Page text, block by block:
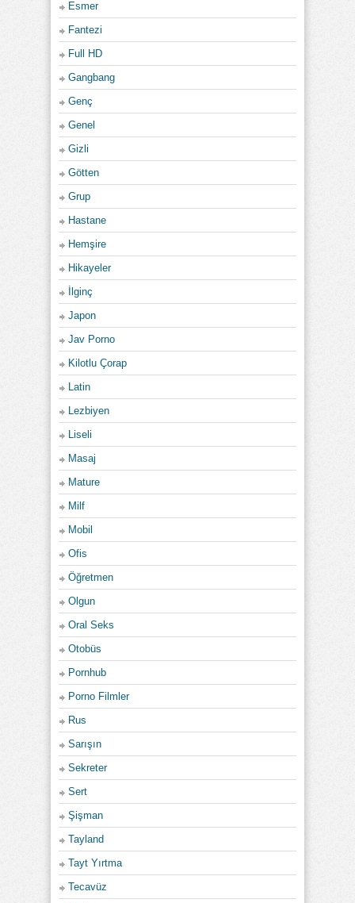
Esmer
Fantezi
Full HD
Gangbang
Genç
Genel
Gizli
Götten
Grup
Hastane
Hemşire
Hikayeler
İlginç
Japon
Jav Porno
Kilotlu Çorap
Latin
Lezbiyen
Liseli
Masaj
Mature
Milf
Mobil
Ofis
Öğretmen
Olgun
Oral Seks
Otobüs
Pornhub
Porno Filmler
Rus
Sarışın
Sekreter
Sert
Şişman
Tayland
Tayt Yırtma
Tecavüz